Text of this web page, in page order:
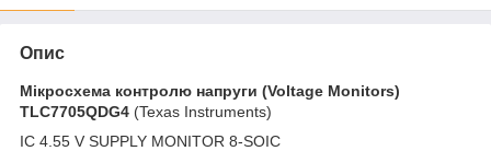
Опис
Мікросхема контролю напруги (Voltage Monitors)
TLC7705QDG4 (Texas Instruments)
IC 4.55 V SUPPLY MONITOR 8-SOIC